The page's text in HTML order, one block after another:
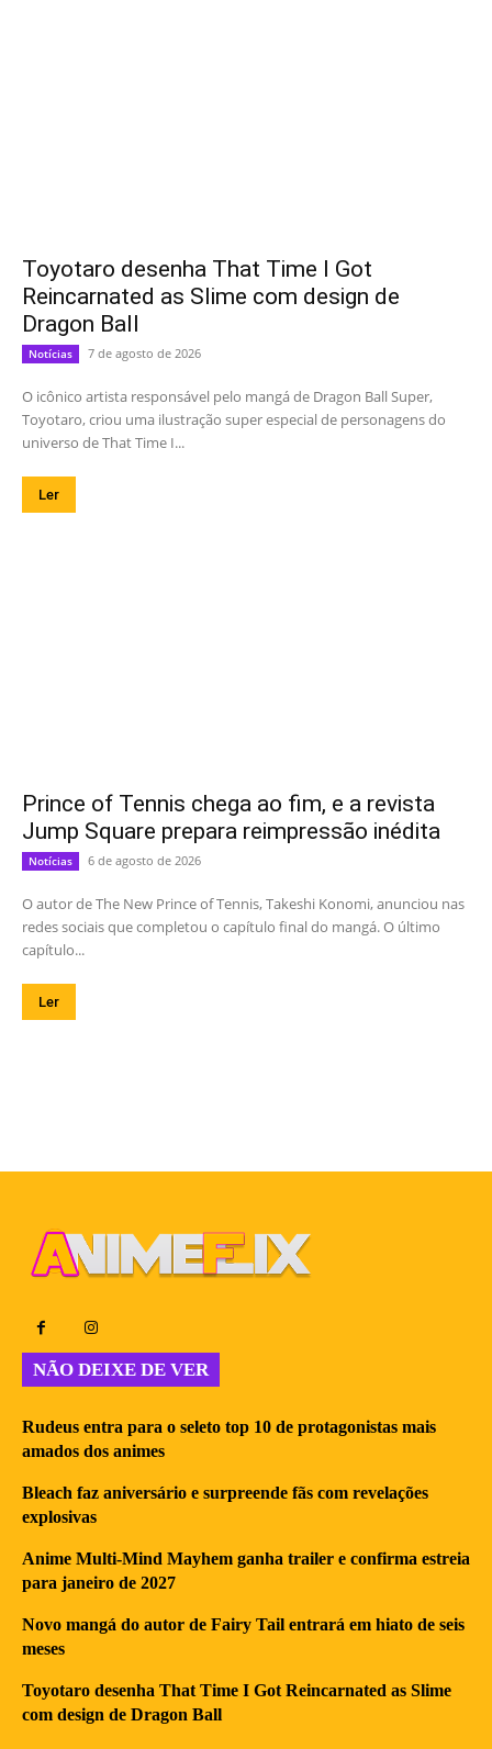
Toyotaro desenha That Time I Got
Reincarnated as Slime com design de
Dragon Ball
Notícias 7 de agosto de 2026
O icônico artista responsável pelo mangá de Dragon Ball Super,
Toyotaro, criou uma ilustração super especial de personagens do
universo de That Time I...
Ler
Prince of Tennis chega ao fim, e a revista
Jump Square prepara reimpressão inédita
Notícias 6 de agosto de 2026
O autor de The New Prince of Tennis, Takeshi Konomi, anunciou nas
redes sociais que completou o capítulo final do mangá. O último
capítulo...
Ler
NÃO DEIXE DE VER
Rudeus entra para o seleto top 10 de protagonistas mais
amados dos animes
Bleach faz aniversário e surpreende fãs com revelações
explosivas
Anime Multi-Mind Mayhem ganha trailer e confirma estreia
para janeiro de 2027
Novo mangá do autor de Fairy Tail entrará em hiato de seis
meses
Toyotaro desenha That Time I Got Reincarnated as Slime
com design de Dragon Ball